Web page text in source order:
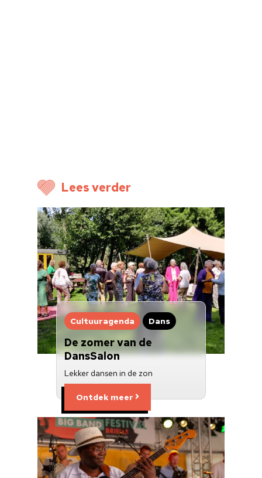
Lees verder
Cultuuragenda Dans
De zomer van de
DansSalon
Lekker dansen in de zon
Ontdek meer
Over ons
Nieuwsbrief
Doneren